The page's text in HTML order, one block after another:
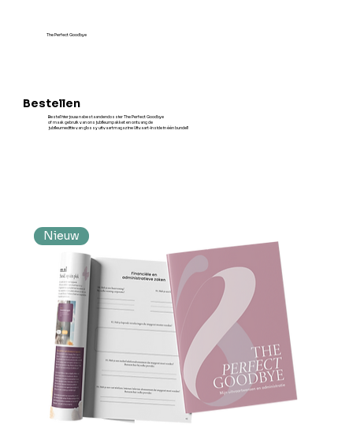
The Perfect Goodbye
Bestellen
Bestel hier jouw nabestaandendossier The Perfect Goodbye
of maak gebruik van ons jubileumpakket en ontvang de
jubileumeditie van glossy uitvaartmagazine Uitvaart-Inside in één bundel!
Nieuw